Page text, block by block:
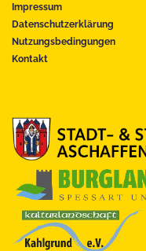
Impressum
Datenschutzerklärung
Nutzungsbedingungen
Kontakt